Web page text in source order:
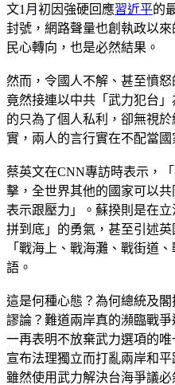
文1月初因強硬回應習近平的
封號，網路聲量也創執政以
民心轉向，也是必然結果。
然而，令國人不解、甚至憤
竟然接連以中共「武力犯台
的只為了個人私利，卻無視於
實，兩人的言行實在不配當國
蔡英文在CNN專訪時表示，
擊，全世界其他的國家可以
表示跟壓力」。蘇揆則是在
拼到底」的勇氣，甚至引述
「戰海上、戰海灘、戰街道
語。
這是何種心態？為何總統及
謬論？難道兩岸真的瀕臨戰
一再表明不放棄武力選項的
宣布法理獨立而打亂兩岸和
雖然使用武力解決台海爭議